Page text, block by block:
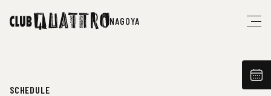
NAGOYA
SCHEDULE